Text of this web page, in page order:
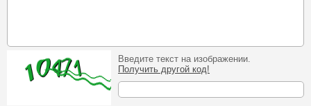
Введите текст на изображении.
Получить другой код!